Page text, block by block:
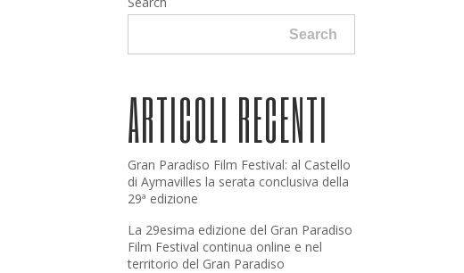
Search
ARTICOLI RECENTI
Gran Paradiso Film Festival: al Castello
di Aymavilles la serata conclusiva della
29ª edizione
La 29esima edizione del Gran Paradiso
Film Festival continua online e nel
territorio del Gran Paradiso